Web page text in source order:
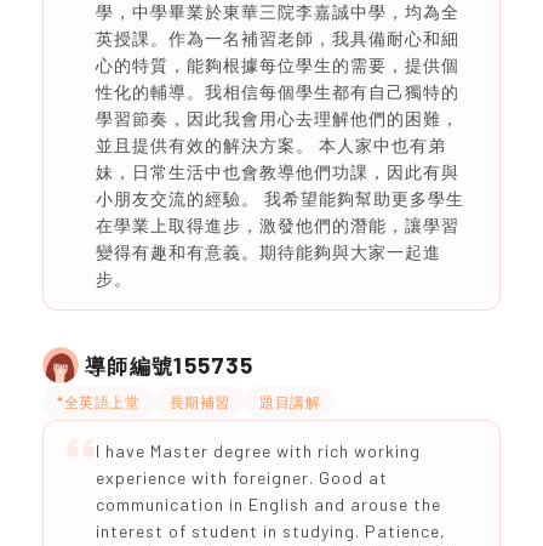
學，中學畢業於東華三院李嘉誠中學，均為全
英授課。作為一名補習老師，我具備耐心和細
心的特質，能夠根據每位學生的需要，提供個
性化的輔導。我相信每個學生都有自己獨特的
學習節奏，因此我會用心去理解他們的困難，
並且提供有效的解決方案。 本人家中也有弟
妹，日常生活中也會教導他們功課，因此有與
小朋友交流的經驗。 我希望能夠幫助更多學生
在學業上取得進步，激發他們的潛能，讓學習
變得有趣和有意義。期待能夠與大家一起進
步。
導師編號155735
*全英語上堂 長期補習 題目講解
I have Master degree with rich working
experience with foreigner. Good at
communication in English and arouse the
interest of student in studying. Patience,